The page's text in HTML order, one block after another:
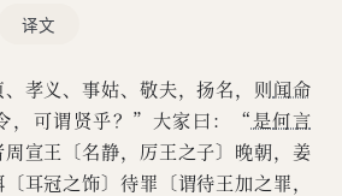
云者，欲以谏王
巷〔宫中狱名，后
宣王为之夙兴。
，元帝太子〕命班
姬，左曹越骑班
译文
、孝义、事姑、敬夫，扬名，则闻命
，可谓贤乎？”大家曰：“是何言
周宣王〔名静，厉王之子〕晚朝，姜
耳冠之饰〕待罪〔谓待王加之罪，